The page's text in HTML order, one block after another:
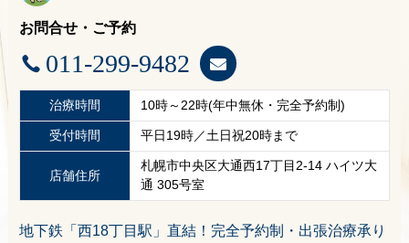
お問合せ・ご予約
011-299-9482
治療時間 10時～22時(年中無休・完全予約制)
受付時間 平日19時／土日祝20時まで
店舗住所
札幌市中央区大通西17丁目2-14 ハイツ大
通 305号室
地下鉄「西18丁目駅」直結！完全予約制・出張治療承り